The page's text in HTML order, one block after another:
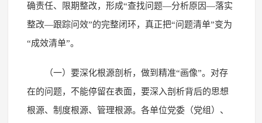
确责任、限期整改，形成“查找问题—分析原因—落实
整改—跟踪问效”的完整闭环，真正把“问题清单”变为
“成效清单”。
（一）要深化根源剖析，做到精准“画像”。对存
在的问题，不能停留在表面，要深入剖析背后的思想
根源、制度根源、管理根源。各单位党委（党组）、